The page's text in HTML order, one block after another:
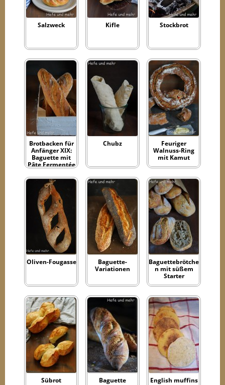
Salzweck Kifle Stockbrot
Brotbacken für
Anfänger XIX:
Baguette mit
Pâte Fermentée
Chubz
Feuriger
Walnuss-Ring
mit Kamut
Oliven-Fougasse
Baguette-
Variationen
Baguettebrötche
n mit süßem
Starter
Sübrot Baguette English muffins